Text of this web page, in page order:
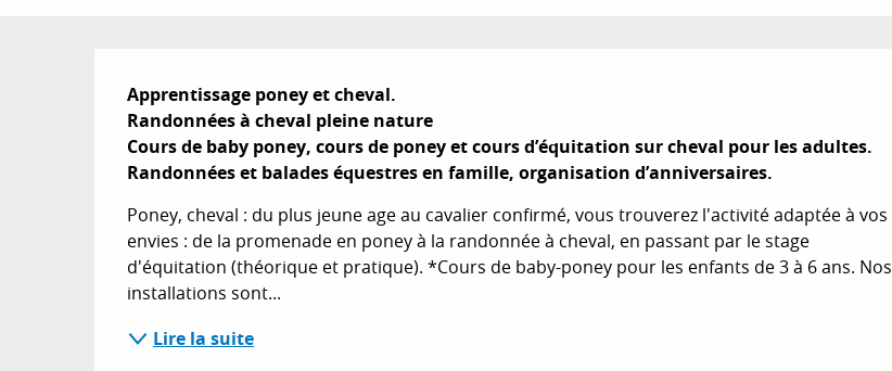
Description
Apprentissage poney et cheval.
Randonnées à cheval pleine nature
Cours de baby poney, cours de poney et cours d’équitation sur cheval pour les adultes.
Randonnées et balades équestres en famille, organisation d’anniversaires.
Poney, cheval : du plus jeune age au cavalier confirmé, vous trouverez l'activité adaptée à vos
envies : de la promenade en poney à la randonnée à cheval, en passant par le stage
d'équitation (théorique et pratique). *Cours de baby-poney pour les enfants de 3 à 6 ans. Nos
installations sont...
Lire la suite